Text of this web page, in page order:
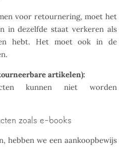
voor retournering, moet het
in dezelfde staat verkeren als
hebt. Het moet ook in de
artikelen):
kunnen niet worden
zoals e-books
hebben we een aankoopbewijs